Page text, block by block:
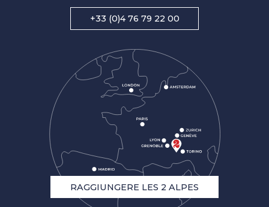
+33 (0)4 76 79 22 00
RAGGIUNGERE LES 2 ALPES